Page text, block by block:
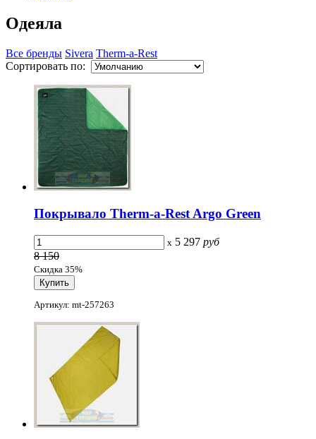
Одеяла
Все бренды Sivera Therm-a-Rest
Сортировать по:
Покрывало Therm-a-Rest Argo Green
x 5 297 руб
8 150
Скидка 35%
Артикул: mt-257263